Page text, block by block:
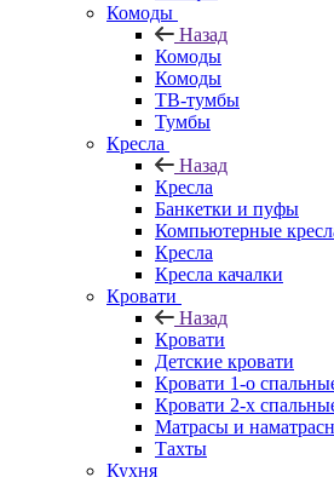
Комоды
Назад
Комоды
Комоды
ТВ-тумбы
Тумбы
Кресла
Назад
Кресла
Банкетки и пуфы
Компьютерные
Кресла
Кресла качалки
Кровати
Назад
Кровати
Детские кровати
Кровати 1-о
Кровати 2-х
Матрасы и
Тахты
Кухня